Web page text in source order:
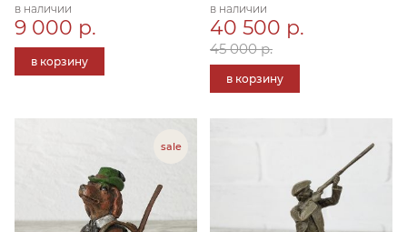
в наличии
9 000 р.
в корзину
в наличии
40 500 р.
45 000 р.
в корзину